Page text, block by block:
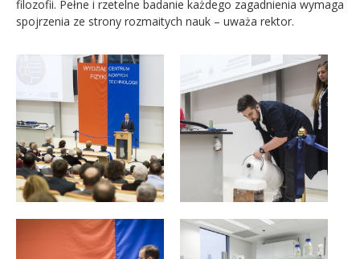
filozofii. Pełne i rzetelne badanie każdego zagadnienia wymaga
spojrzenia ze strony rozmaitych nauk – uważa rektor.